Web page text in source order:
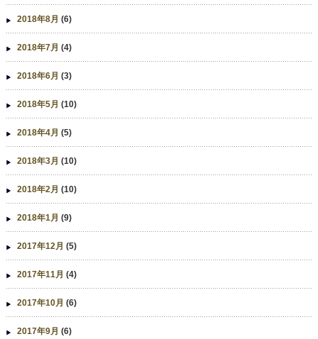
2018年8月 (6)
2018年7月 (4)
2018年6月 (3)
2018年5月 (10)
2018年4月 (5)
2018年3月 (10)
2018年2月 (10)
2018年1月 (9)
2017年12月 (5)
2017年11月 (4)
2017年10月 (6)
2017年9月 (6)